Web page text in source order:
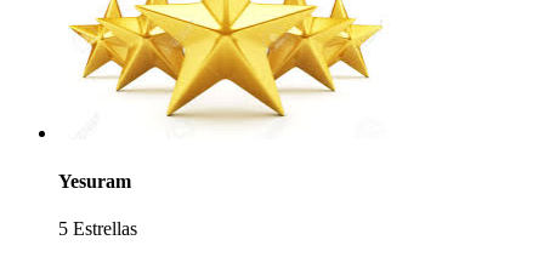
Yesuram
5 Estrellas